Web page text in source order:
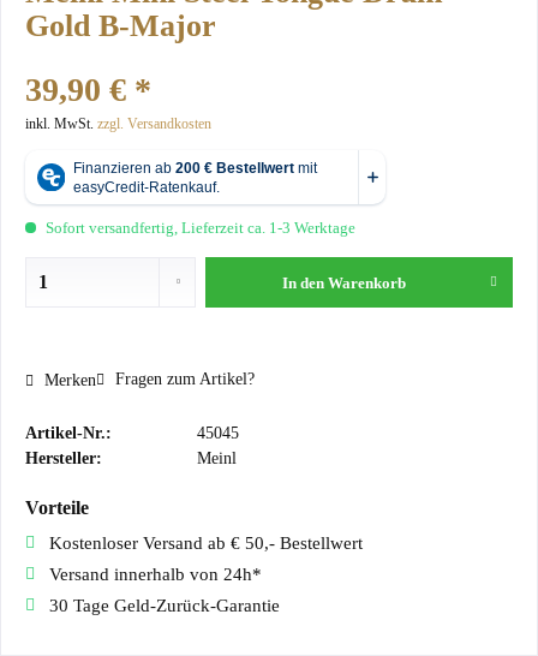
Gold B-Major
39,90 € *
inkl. MwSt. zzgl. Versandkosten
Sofort versandfertig, Lieferzeit ca. 1-3 Werktage
In den Warenkorb
Merken Fragen zum Artikel?
Artikel-Nr.:
45045
Hersteller:
Meinl
Vorteile
Kostenloser Versand ab € 50,- Bestellwert
Versand innerhalb von 24h*
30 Tage Geld-Zurück-Garantie